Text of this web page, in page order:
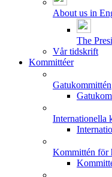
About us in
The
Vår tidskrift
Kommittéer
Gatukommittén
Internationella
Kommittén för